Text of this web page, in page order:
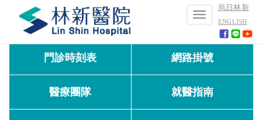
烏日林新
ENGLISH
Toggle
navigation
門診時刻表 網路掛號
醫療團隊 就醫指南